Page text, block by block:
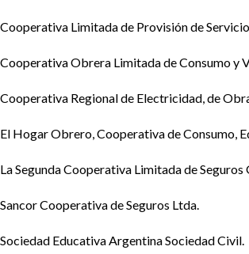
Cooperativa Limitada de Provisión de
Cooperativa Obrera Limitada de Consumo y
Cooperativa Regional de Electricidad, de
El Hogar Obrero, Cooperativa de Consumo,
La Segunda Cooperativa Limitada de Seguros
Sancor Cooperativa de Seguros Ltda.
Sociedad Educativa Argentina Sociedad Civil.